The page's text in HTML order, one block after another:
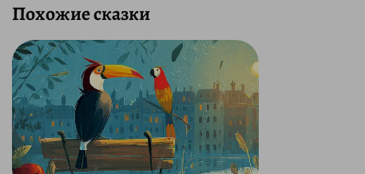
Похожие сказки